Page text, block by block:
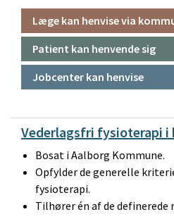
Læge kan henvise via
Patient kan henvende sig
Jobcenter kan henvise
Vederlagsfri fysioterapi
Bosat i Aalborg Kommune.
Opfylder de generelle
fysioterapi.
Tilhører én af de definerede